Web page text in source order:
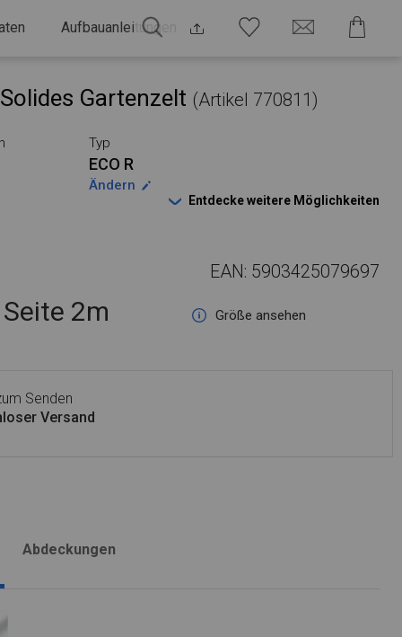
Aufbauanleitungen
Gartenzelt (Artikel 770811)
Typ
ECO R
Ändern
Entdecke weitere Möglichkeiten
EAN: 5903425079697
2m
Größe ansehen
Senden
Versand
Abdeckungen